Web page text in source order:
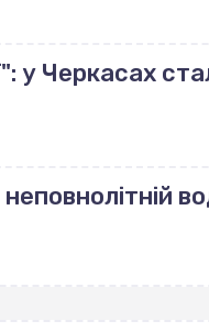
у Черкасах